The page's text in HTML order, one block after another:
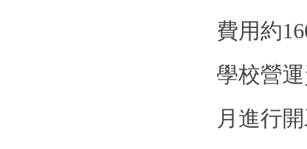
費用約
學校營
月進行